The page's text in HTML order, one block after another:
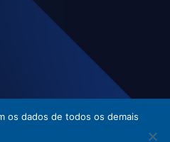
os dados de todos os demais